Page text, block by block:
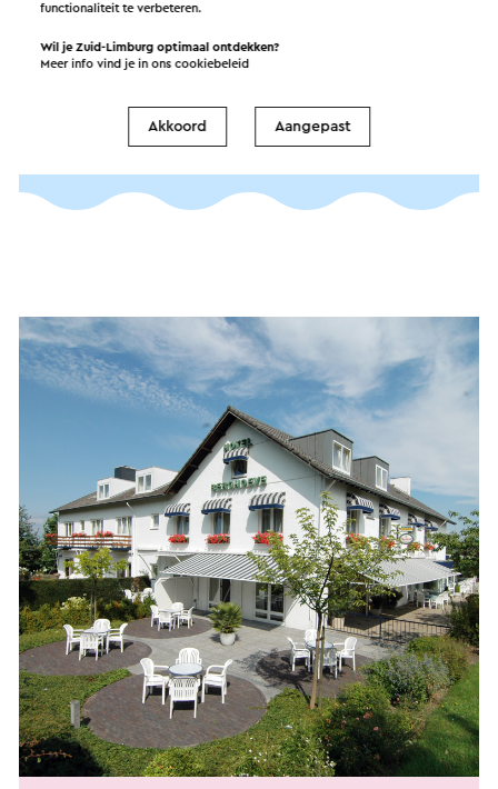
uitzicht op de Gulpvallei. Ook voor een stukje
Limburgse vlaai, borrelen of een culinair diner
ben je hier aan het juiste adres.
functionaliteit te verbeteren.
Wil je Zuid-Limburg optimaal ontdekken?
Meer info vind je in onscookiebeleid
Akkoord Aangepast